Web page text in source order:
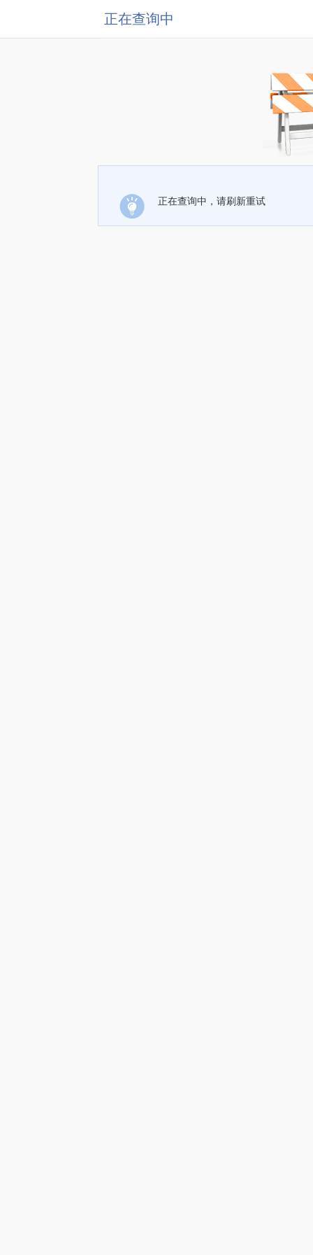
正在查询中
正在查询中，请刷新重试